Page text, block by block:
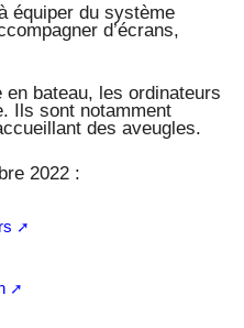
équiper du système
d’écrans,
bateau, les ordinateurs
Ils sont notamment
des aveugles.
2022 :